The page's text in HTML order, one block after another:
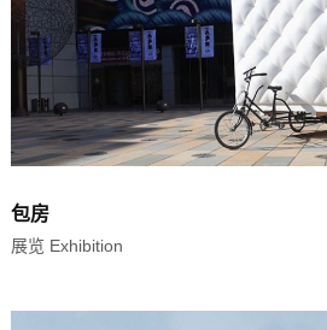
包房
展览 Exhibition